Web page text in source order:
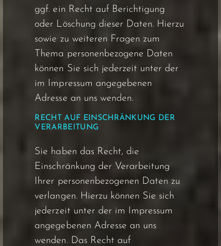
ggf. ein Recht auf Berichtigung
oder Löschung dieser Daten. Hierzu
sowie zu weiteren Fragen zum
Thema personenbezogene Daten
können Sie sich jederzeit unter der
im Impressum angegebenen
Adresse an uns wenden.
RECHT AUF EINSCHRÄNKUNG DER
VERARBEITUNG
Sie haben das Recht, die
Einschränkung der Verarbeitung
Ihrer personenbezogenen Daten zu
verlangen. Hierzu können Sie sich
jederzeit unter der im Impressum
angegebenen Adresse an uns
wenden. Das Recht auf